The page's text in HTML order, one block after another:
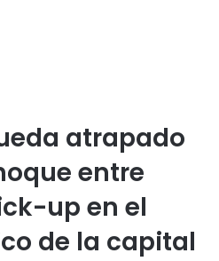
atrapado
entre
up en el
de la capital